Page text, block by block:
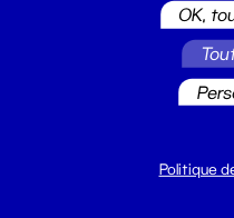
billetterie@leGrandT.fr
Du lundi au vendredi 14h →
OK,
Politique